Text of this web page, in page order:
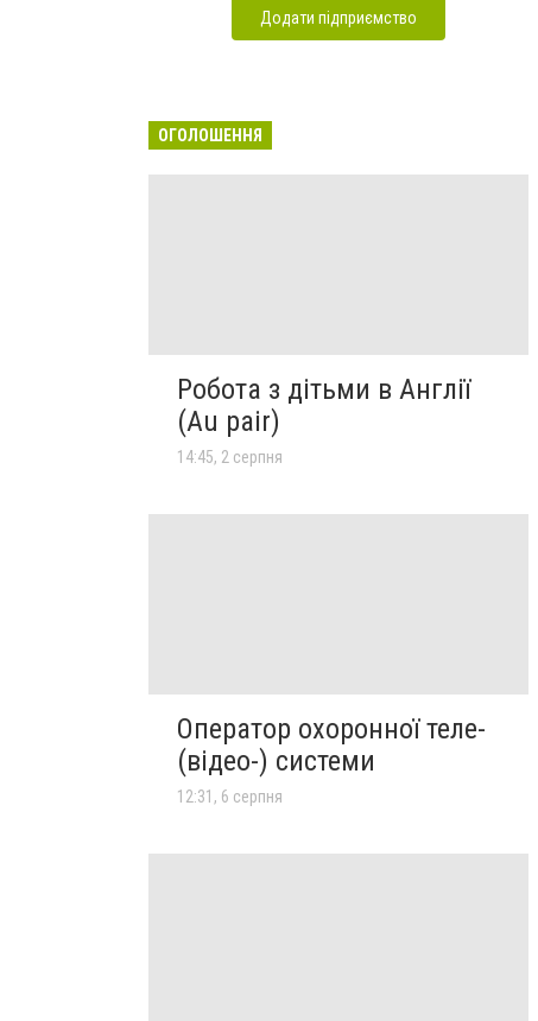
Додати підприємство
ОГОЛОШЕННЯ
Робота з дітьми в Англії
(Au pair)
14:45, 2 серпня
Оператор охоронної теле-
(відео-) системи
12:31, 6 серпня